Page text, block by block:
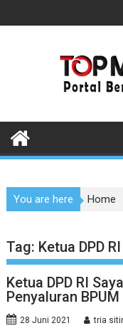
to
You are here Home
Tag: Ketua DPD RI
Ketua DPD RI
Penyaluran BPUM
28 Juni 2021 tria